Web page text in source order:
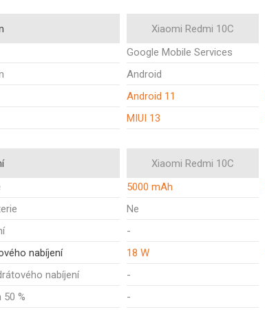
Xiaomi Redmi 10C
Google Mobile Services
Android
Android 11
MIUI 13
Xiaomi Redmi 10C
5000 mAh
Ne
-
nabíjení
18 W
nabíjení
-
50 %
-